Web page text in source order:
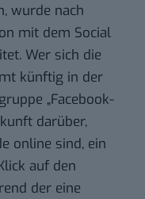
wurde nach
mit dem Social
Wer sich die
künftig in der
„Facebook-
darüber,
online sind, ein
auf den
der eine